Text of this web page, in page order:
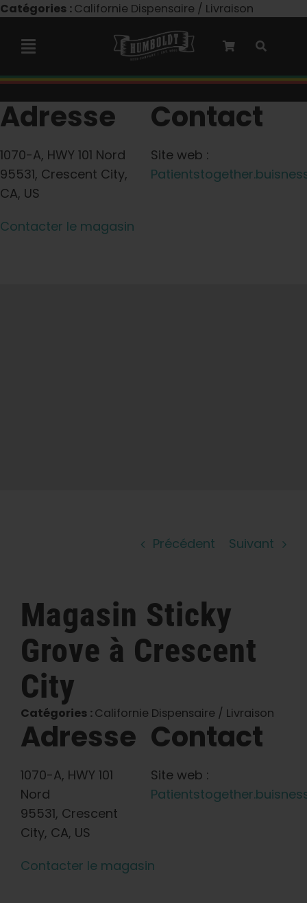
Skip
content
Catégories :Californie Dispensaire / Livraison
Toggle
Navigation
Collaboration avec Marley
Graines Autoflower
Semences triploïdes
Français
Recherche
de
:
Adresse
1070-A, HWY 101 Nord
95531, Crescent City,
CA, US
Contact
Site web :
Contacter le magasin
Précédent Suivant
Magasin Sticky
Grove à Crescent
City
Catégories :Californie Dispensaire / Livraison
Adresse
1070-A, HWY 101
Nord
95531, Crescent
City, CA, US
Contact
Site web :
Contacter le magasin